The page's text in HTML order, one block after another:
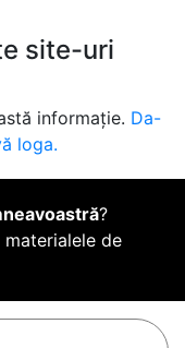
site-uri
informație. Da-
loga.
?
de